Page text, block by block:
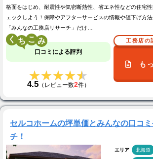
格面をはじめ、耐震性や気密断熱性、省エネ性などの住宅
ェックしよう！保障やアフターサービスの情報や値下げ方
「みんなの工務店リサーチ」だけ…
く こ
口コミによる評判
★★★★★
★★★★★
4.5（レビュー数2件）
工務店の
も
セルコホームの坪単価とみんなの口コ
チ！
エリア 北海道